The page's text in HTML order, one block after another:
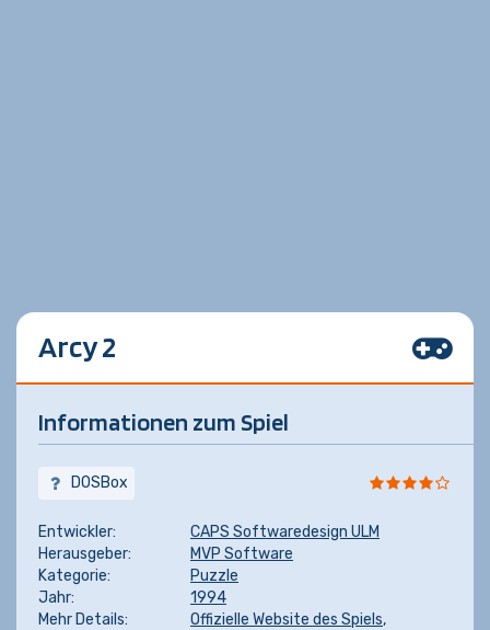
Arcy 2
Informationen zum Spiel
DOSBox
Entwickler:
CAPS Softwaredesign ULM
Herausgeber:
MVP Software
Kategorie:
Puzzle
Jahr:
1994
Mehr Details:
Offizielle Website des Spiels,